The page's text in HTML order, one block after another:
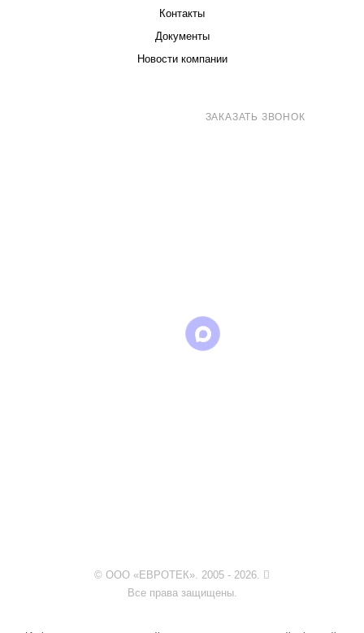
Контакты
Документы
Новости компании
ЗАКАЗАТЬ ЗВОНОК
© ООО «ЕВРОТЕК». 2005 - 2026.
Все права защищены.